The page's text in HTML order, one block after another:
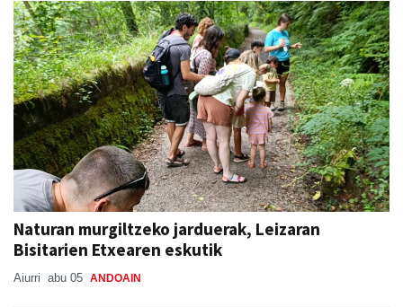
Naturan murgiltzeko jarduerak, Leizaran
Bisitarien Etxearen eskutik
Aiurri abu 05 ANDOAIN